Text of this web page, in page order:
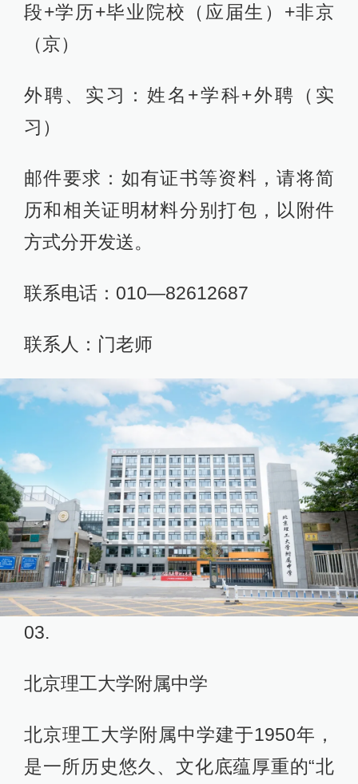
段+学历+毕业院校（应届生）+非京
（京）
外聘、实习：姓名+学科+外聘（实
习）
邮件要求：如有证书等资料，请将简
历和相关证明材料分别打包，以附件
方式分开发送。
联系电话：010—82612687
联系人：门老师
03.
北京理工大学附属中学
北京理工大学附属中学建于1950年，
是一所历史悠久、文化底蕴厚重的“北